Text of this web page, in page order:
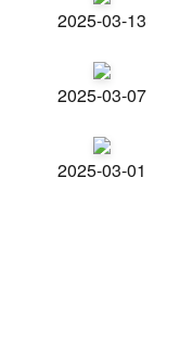
2025-03-13
2025-03-07
2025-03-01